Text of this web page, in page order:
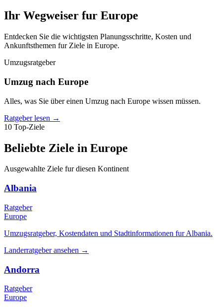
Ihr Wegweiser fur Europe
Entdecken Sie die wichtigsten Planungsschritte, Kosten und
Ankunftsthemen fur Ziele in Europe.
Umzugsratgeber
Umzug nach Europe
Alles, was Sie über einen Umzug nach Europe wissen müssen.
Ratgeber lesen →
10 Top-Ziele
Beliebte Ziele in Europe
Ausgewahlte Ziele fur diesen Kontinent
Albania
Ratgeber
Europe
Umzugsratgeber, Kostendaten und Stadtinformationen fur Albania.
Landerratgeber ansehen →
Andorra
Ratgeber
Europe